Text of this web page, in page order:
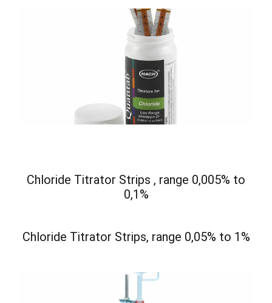
Chloride Titrator Strips , range 0,005% to
0,1%
Chloride Titrator Strips, range 0,05% to 1%